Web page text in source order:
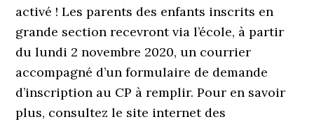
activé ! Les parents des enfants inscrits en
grande section recevront via l’école, à partir
du lundi 2 novembre 2020, un courrier
accompagné d’un formulaire de demande
d’inscription au CP à remplir. Pour en savoir
plus, consultez le site internet des